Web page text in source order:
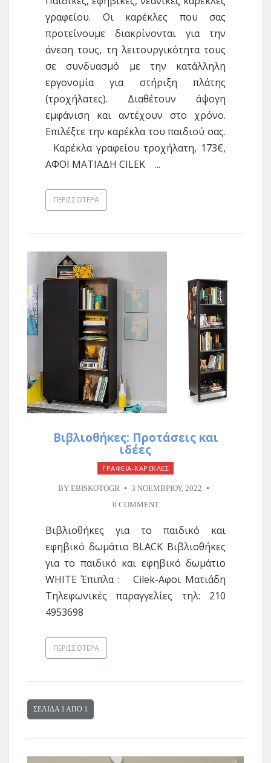
γραφείου. Οι καρέκλες που σας
προτείνουμε διακρίνονται για την
άνεση τους, τη λειτουργικότητα τους
σε συνδυασμό με την κατάλληλη
εργονομία για στήριξη πλάτης
(τροχήλατες). Διαθέτουν άψογη
εμφάνιση και αντέχουν στο χρόνο.
Επιλέξτε την καρέκλα του παιδιού σας.
Kαρέκλα γραφείου τροχήλατη, 173€,
ΑΦΟΙ ΜΑΤΙΑΔΗ CILEK ...
ΠΕΡΙΣΣΌΤΕΡΑ
Βιβλιοθήκες: Προτάσεις και
ιδέες
ΓΡΑΦΕΙΑ-ΚΑΡΕΚΛΕΣ
BY EBISKOTOGR
3 ΝΟΕΜΒΡΊΟΥ, 2022
0 COMMENT
Βιβλιοθήκες για το παιδικό και
εφηβικό δωμάτιο BLACK Βιβλιοθήκες
για το παιδικό και εφηβικό δωμάτιο
WHITE Έπιπλα : Cilek-Αφοι Ματιάδη
Τηλεφωνικές παραγγελίες τηλ: 210
4953698
ΠΕΡΙΣΣΌΤΕΡΑ
ΣΕΛΊΔΑ 1 ΑΠΟ 1